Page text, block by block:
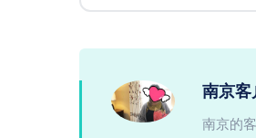
南京客
南京的